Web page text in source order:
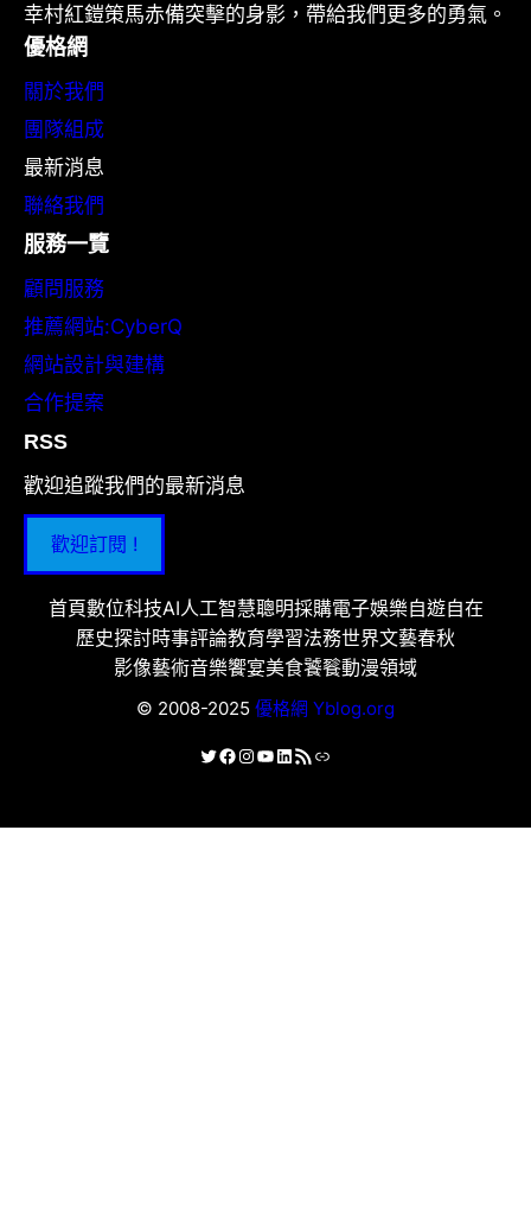
幸村紅鎧策馬赤備突擊的身影，帶給我們更多的勇氣。
優格網
關於我們
團隊組成
最新消息
聯絡我們
服務一覽
顧問服務
推薦網站:CyberQ
網站設計與建構
合作提案
RSS
歡迎追蹤我們的最新消息
歡迎訂閱 !
首頁數位科技AI人工智慧聰明採購電子娛樂自遊自在
歷史探討時事評論教育學習法務世界文藝春秋
影像藝術音樂饗宴美食饕餮動漫領域
© 2008-2025 優格網 Yblog.org
X Facebook
Instagram
YouTube
LinkedIn
RSS 資訊提供連結